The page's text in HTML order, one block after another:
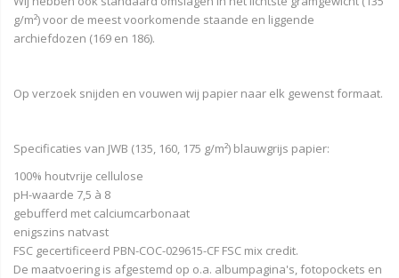
g/m²) voor de meest voorkomende staande en liggende
archiefdozen (169 en 186).
Op verzoek snijden en vouwen wij papier naar elk gewenst formaat.
Specificaties van JWB (135, 160, 175 g/m²) blauwgrijs papier:
100% houtvrije cellulose
pH-waarde 7,5 à 8
gebufferd met calciumcarbonaat
enigszins natvast
FSC gecertificeerd PBN-COC-029615-CF FSC mix credit.
De maatvoering is afgestemd op o.a. albumpagina's, fotopockets en